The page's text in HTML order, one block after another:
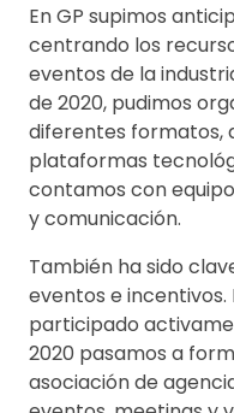
En GP supimos
centrando los
eventos de la
de 2020, pudimos
diferentes formatos,
plataformas
contamos con
y comunicación.
También ha sido
eventos e
participado
2020 pasamos a
asociación de